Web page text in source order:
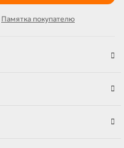
Памятка покупателю